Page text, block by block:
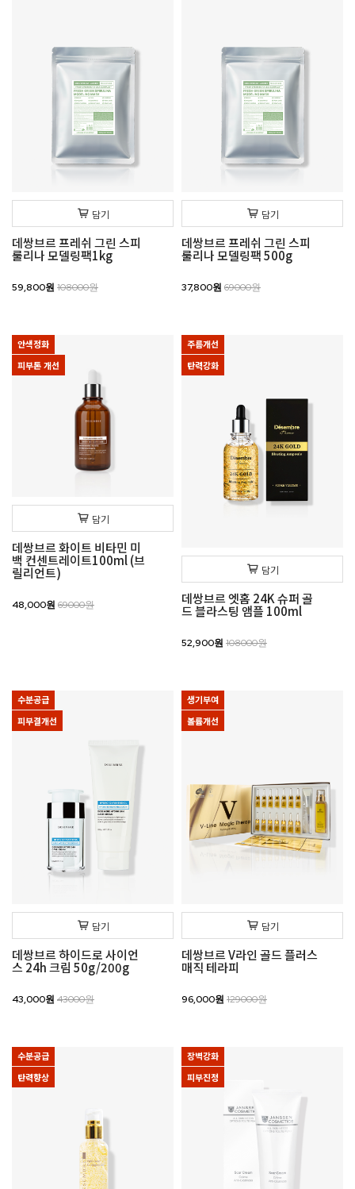
담기
데쌍브르 프레쉬 그린 스피
룰리나 모델링팩1kg
59,800원 108000원
담기
데쌍브르 프레쉬 그린 스피
룰리나 모델링팩 500g
37,800원 69000원
안색정화
피부톤 개선
담기
데쌍브르 화이트 비타민 미
백 컨센트레이트100ml (브
릴리언트)
48,000원 69000원
주름개선
탄력강화
담기
데쌍브르 엣홈 24K 슈퍼 골
드 블라스팅 앰플 100ml
52,900원 108000원
수분공급
피부결개선
담기
데쌍브르 하이드로 사이언
스 24h 크림 50g/200g
43,000원 43000원
생기부여
볼륨개선
담기
데쌍브르 V라인 골드 플러스
매직 테라피
96,000원 129000원
수분공급
탄력향상
장벽강화
피부진정